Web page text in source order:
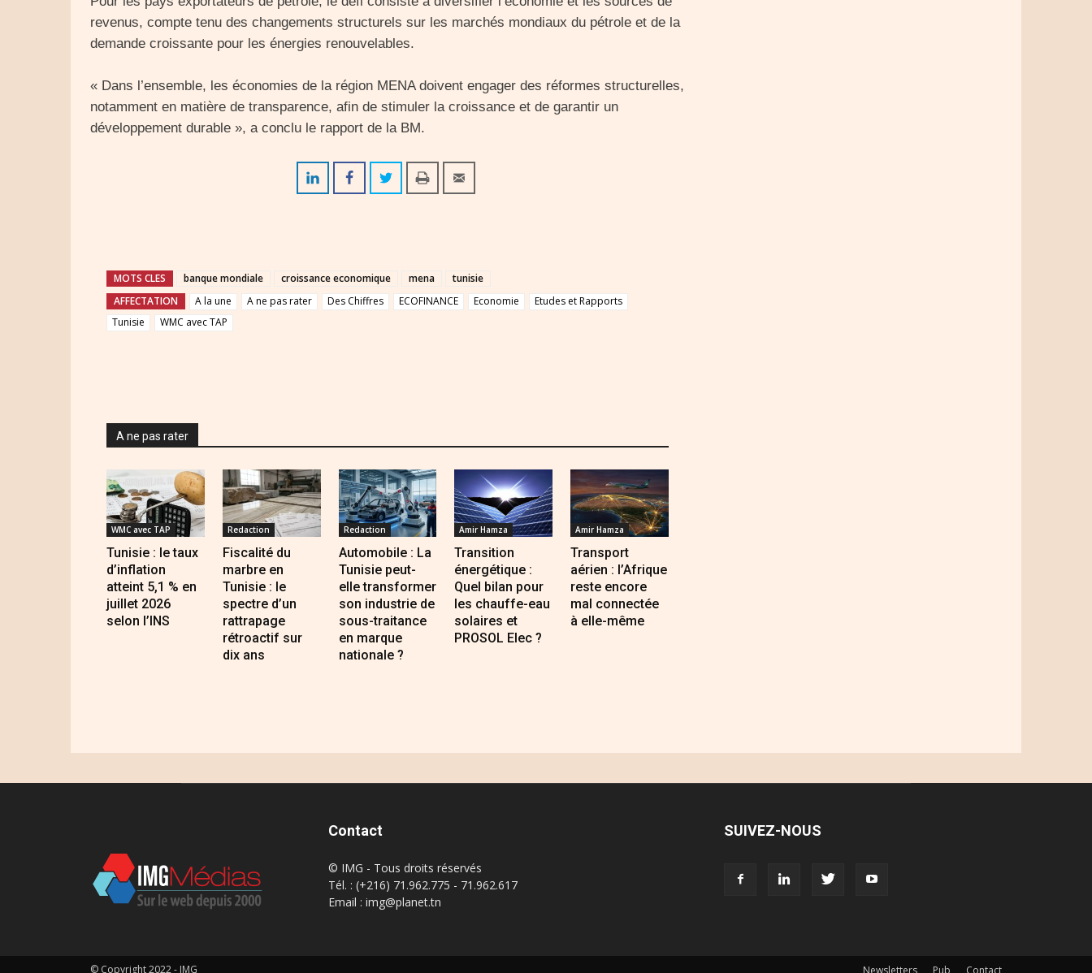
revenus, compte tenu des changements structurels sur les marchés mondiaux du pétrole et de la
demande croissante pour les énergies renouvelables.
« Dans l’ensemble, les économies de la région MENA doivent engager des réformes structurelles,
notamment en matière de transparence, afin de stimuler la croissance et de garantir un
développement durable », a conclu le rapport de la BM.
MOTS CLES banque mondiale croissance economique mena
tunisie
AFFECTATION
A la une A ne pas rater Des Chiffres ECOFINANCE Economie
Etudes et Rapports
Tunisie
WMC avec TAP
A ne pas rater
WMC avec TAP
Tunisie : le taux
d’inflation
atteint 5,1 % en
juillet 2026
selon l’INS
Redaction
Fiscalité du
marbre en
Tunisie : le
spectre d’un
rattrapage
rétroactif sur
dix ans
Redaction
Automobile : La
Tunisie peut-
elle transformer
son industrie de
sous-traitance
en marque
nationale ?
Amir Hamza
Transition
énergétique :
Quel bilan pour
les chauffe-eau
solaires et
PROSOL Elec ?
Amir Hamza
Transport
aérien : l’Afrique
reste encore
mal connectée
à elle-même
Contact
© IMG - Tous droits réservés
Tél. : (+216) 71.962.775 - 71.962.617
Email : img@planet.tn
SUIVEZ-NOUS
© Copyright 2022 - IMG